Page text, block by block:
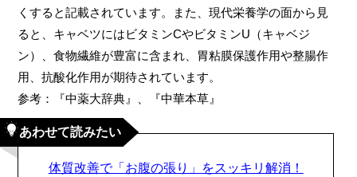
くすると記載されています。また、現代栄養学の面から見
ると、キャベツにはビタミンCやビタミンU（キャベジ
ン）、食物繊維が豊富に含まれ、胃粘膜保護作用や整腸作
用、抗酸化作用が期待されています。
参考：『中薬大辞典』、『中華本草』
あわせて読みたい
体質改善で「お腹の張り」をスッキリ解消！